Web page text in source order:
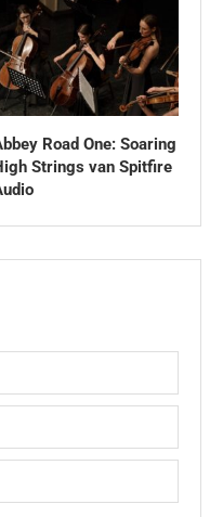
Road One: Soaring
Strings van Spitfire